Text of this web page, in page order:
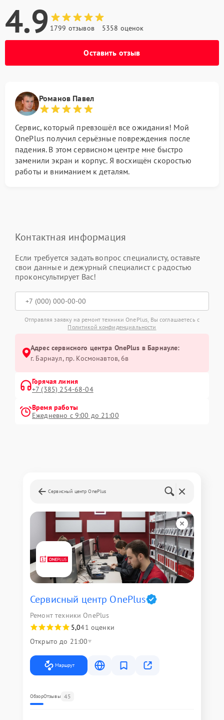
4.9 1799 отзывов 5358 оценок
Оставить отзыв
Романов Павел
Сервис, который превзошёл все ожидания! Мой
OnePlus получил серьёзные повреждения после
падения. В этом сервисном центре мне быстро
заменили экран и корпус. Я восхищён скоростью
работы и вниманием к деталям.
Контактная информация
Если требуется задать вопрос специалисту, оставьте
свои данные и дежурный специалист с радостью
проконсультирует Вас!
Отправляя заявку на ремонт техники OnePlus, Вы соглашаетесь с
Политикой конфиденциальности
Адрес сервисного центра OnePlus в Барнауле:
г. Барнаул, ​пр. Космонавтов, 6в
Горячая линия
+7 (385) 254-68-04
Время работы
Ежедневно с 9:00 до 21:00
Сервисный центр OnePlus
Сервисный центр OnePlus
Ремонт техники OnePlus
5,041 оценки
Открыто до 21:00
Маршрут
ОбзорОтзывы 45